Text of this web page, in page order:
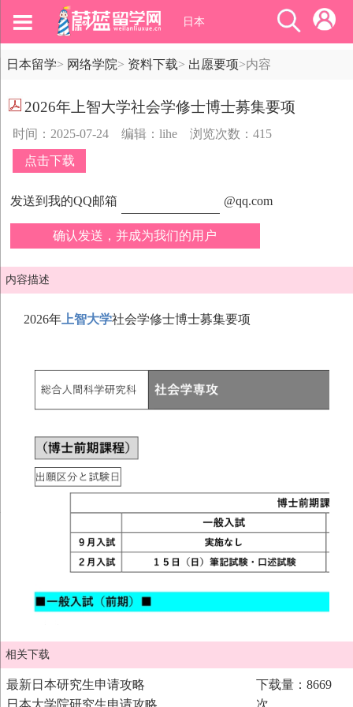
日本
日本留学> 网络学院> 资料下载> 出愿要项>内容
2026年上智大学社会学修士博士募集要项
时间：2025-07-24 编辑：lihe
浏览次数：415
点击下载
发送到我的QQ邮箱 @qq.com
确认发送，并成为我们的用户
内容描述
2026年 上智大学社会学修士博士募集要项
相关下载
最新日本研究生申请攻略
下载量：8669
次
日本大学院研究生申请攻略